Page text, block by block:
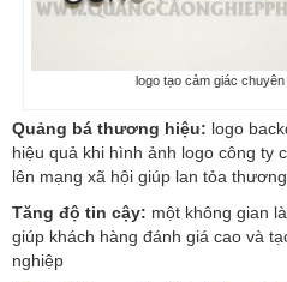
logo tạo cảm giác
Quảng bá thương hiệu: logo
hiệu quả khi hình ảnh logo công ty
lên mạng xã hội giúp lan tỏa
Tăng độ tin cậy: một không gian
giúp khách hàng đánh giá cao và
nghiệp